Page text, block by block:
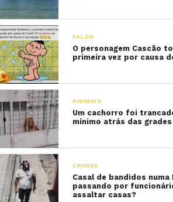
FALSO
O personagem Cascão
primeira vez por causa
ANIMAIS
Um cachorro foi
mínimo atrás das
CRIMES
Casal de bandidos numa
passando por
assaltar casas?